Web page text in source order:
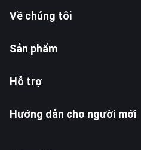
Về chúng tôi
Sản phẩm
Hỗ trợ
Hướng dẫn cho người mới